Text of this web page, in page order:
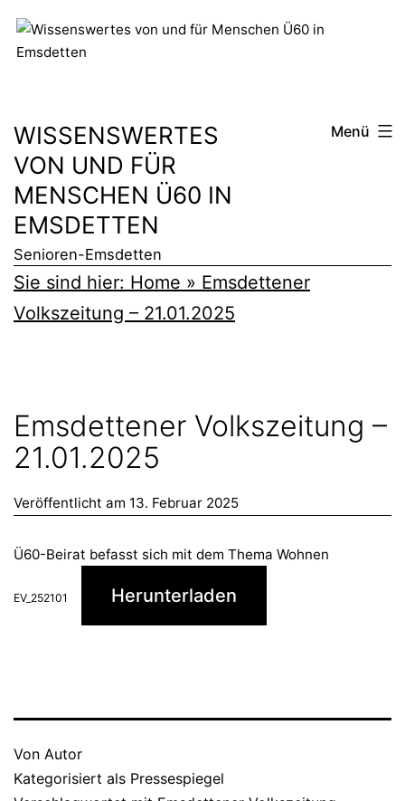
Inhalt
springen
WISSENSWERTES
VON UND FÜR
MENSCHEN Ü60 IN
EMSDETTEN
Senioren-Emsdetten
Menü
Sie sind hier: Home » Emsdettener
Volkszeitung – 21.01.2025
Emsdettener Volkszeitung –
21.01.2025
Veröffentlicht am 13. Februar 2025
Ü60-Beirat befasst sich mit dem Thema Wohnen
EV_252101 Herunterladen
Von Autor
Kategorisiert als Pressespiegel